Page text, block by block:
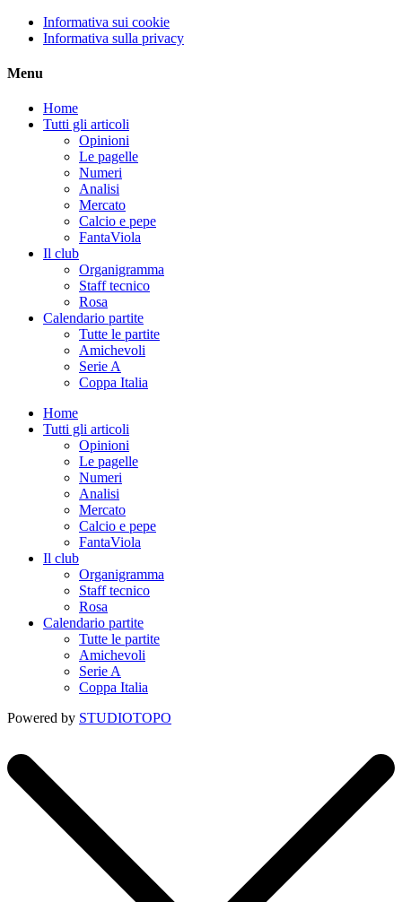
Informativa sui cookie
Informativa sulla privacy
Menu
Home
Tutti gli articoli
Opinioni
Le pagelle
Numeri
Analisi
Mercato
Calcio e pepe
FantaViola
Il club
Organigramma
Staff tecnico
Rosa
Calendario partite
Tutte le partite
Amichevoli
Serie A
Coppa Italia
Home
Tutti gli articoli
Opinioni
Le pagelle
Numeri
Analisi
Mercato
Calcio e pepe
FantaViola
Il club
Organigramma
Staff tecnico
Rosa
Calendario partite
Tutte le partite
Amichevoli
Serie A
Coppa Italia
Powered by STUDIOTOPO